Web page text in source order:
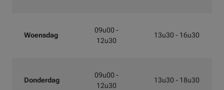
Woensdag
09u00 -
12u30
13u30 - 16u30
Donderdag
09u00 -
12u30
13u30 - 18u30